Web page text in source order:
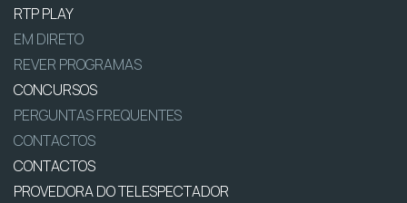
RTP PLAY
EM DIRETO
REVER PROGRAMAS
CONCURSOS
PERGUNTAS FREQUENTES
CONTACTOS
CONTACTOS
PROVEDORA DO TELESPECTADOR